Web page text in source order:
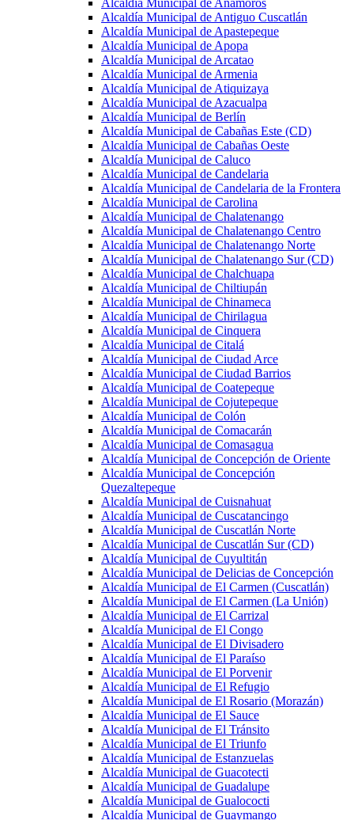
Alcaldía Municipal de Anamorós
Alcaldía Municipal de Antiguo Cuscatlán
Alcaldía Municipal de Apastepeque
Alcaldía Municipal de Apopa
Alcaldía Municipal de Arcatao
Alcaldía Municipal de Armenia
Alcaldía Municipal de Atiquizaya
Alcaldía Municipal de Azacualpa
Alcaldía Municipal de Berlín
Alcaldía Municipal de Cabañas Este (CD)
Alcaldía Municipal de Cabañas Oeste
Alcaldía Municipal de Caluco
Alcaldía Municipal de Candelaria
Alcaldía Municipal de Candelaria de la Frontera
Alcaldía Municipal de Carolina
Alcaldía Municipal de Chalatenango
Alcaldía Municipal de Chalatenango Centro
Alcaldía Municipal de Chalatenango Norte
Alcaldía Municipal de Chalatenango Sur (CD)
Alcaldía Municipal de Chalchuapa
Alcaldía Municipal de Chiltiupán
Alcaldía Municipal de Chinameca
Alcaldía Municipal de Chirilagua
Alcaldía Municipal de Cinquera
Alcaldía Municipal de Citalá
Alcaldía Municipal de Ciudad Arce
Alcaldía Municipal de Ciudad Barrios
Alcaldía Municipal de Coatepeque
Alcaldía Municipal de Cojutepeque
Alcaldía Municipal de Colón
Alcaldía Municipal de Comacarán
Alcaldía Municipal de Comasagua
Alcaldía Municipal de Concepción de Oriente
Alcaldía Municipal de Concepción
Quezaltepeque
Alcaldía Municipal de Cuisnahuat
Alcaldía Municipal de Cuscatancingo
Alcaldía Municipal de Cuscatlán Norte
Alcaldía Municipal de Cuscatlán Sur (CD)
Alcaldía Municipal de Cuyultitán
Alcaldía Municipal de Delicias de Concepción
Alcaldía Municipal de El Carmen (Cuscatlán)
Alcaldía Municipal de El Carmen (La Unión)
Alcaldía Municipal de El Carrizal
Alcaldía Municipal de El Congo
Alcaldía Municipal de El Divisadero
Alcaldía Municipal de El Paraíso
Alcaldía Municipal de El Porvenir
Alcaldía Municipal de El Refugio
Alcaldía Municipal de El Rosario (Morazán)
Alcaldía Municipal de El Sauce
Alcaldía Municipal de El Tránsito
Alcaldía Municipal de El Triunfo
Alcaldía Municipal de Estanzuelas
Alcaldía Municipal de Guacotecti
Alcaldía Municipal de Guadalupe
Alcaldía Municipal de Gualococti
Alcaldía Municipal de Guaymango